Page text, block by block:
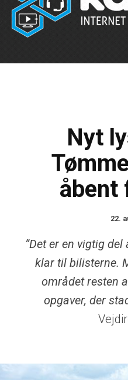
Nyt
åbent
22.
”Det er en vigtig
klar til bilisterne.
området resten
opgaver, der